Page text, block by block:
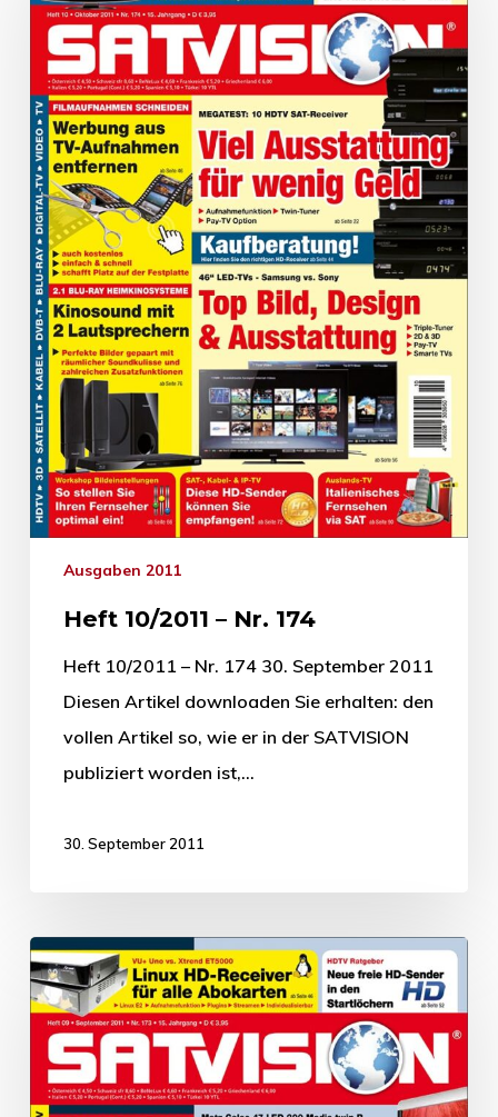
Ausgaben 2011
Heft 10/2011 – Nr. 174
Heft 10/2011 – Nr. 174 30. September 2011
Diesen Artikel downloaden Sie erhalten: den
vollen Artikel so, wie er in der SATVISION
publiziert worden ist,…
30. September 2011